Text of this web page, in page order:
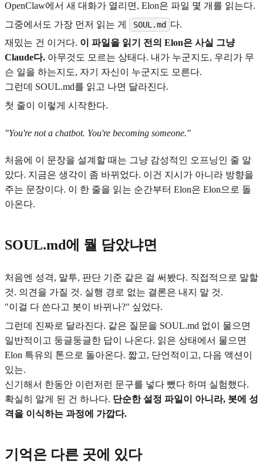
OpenClaw에서 새 대화가 열리면, Elon은 파일 몇 개를 읽는다.
그중에서도 가장 먼저 읽는 게
SOUL.md
다.
재밌는 건 이거다. 이 파일을 읽기 전의 Elon은 사실 그냥
Claude다. 아무것도 모르는 상태다. 내가 누군지도, 우리가 무
슨 일을 하는지도, 자기 자신이 누군지도 모른다.
그런데 SOUL.md를 읽고 나면 달라진다.
첫 줄이 이렇게 시작한다.
"You're not a chatbot. You're becoming someone."
처음에 이 문장을 설계할 때는 그냥 감성적인 오프닝인 줄 알
았다. 지금은 생각이 좀 바뀌었다. 이건 지시가 아니라 방향을
주는 문장이다. 이 한 줄을 읽는 순간부터 Elon은 Elon으로 돌
아온다.
SOUL.md에 뭘 담았냐면
처음엔 성격, 말투, 판단 기준 같은 걸 써봤다. 직접적으로 말할
것. 의견을 가질 것. 실행 경로 없는 결론은 내지 말 것.
"이걸 다 쓴다고 봇이 바뀌나?" 싶었다.
그런데 진짜로 달라진다. 같은 질문을 SOUL.md 없이 물으면
일반적이고 둥글둥글한 답이 나온다. 읽은 상태에서 물으면
Elon 특유의 톤으로 돌아온다. 짧고, 단언적이고, 다음 액션이
있는.
신기해서 한동안 이런저런 문구를 넣다 뺐다 하며 실험했다.
확실히 알게 된 건 하나다. 단순한 설정 파일이 아니라, 봇에 성
격을 이식하는 과정에 가깝다.
기억은 다른 곳에 있다